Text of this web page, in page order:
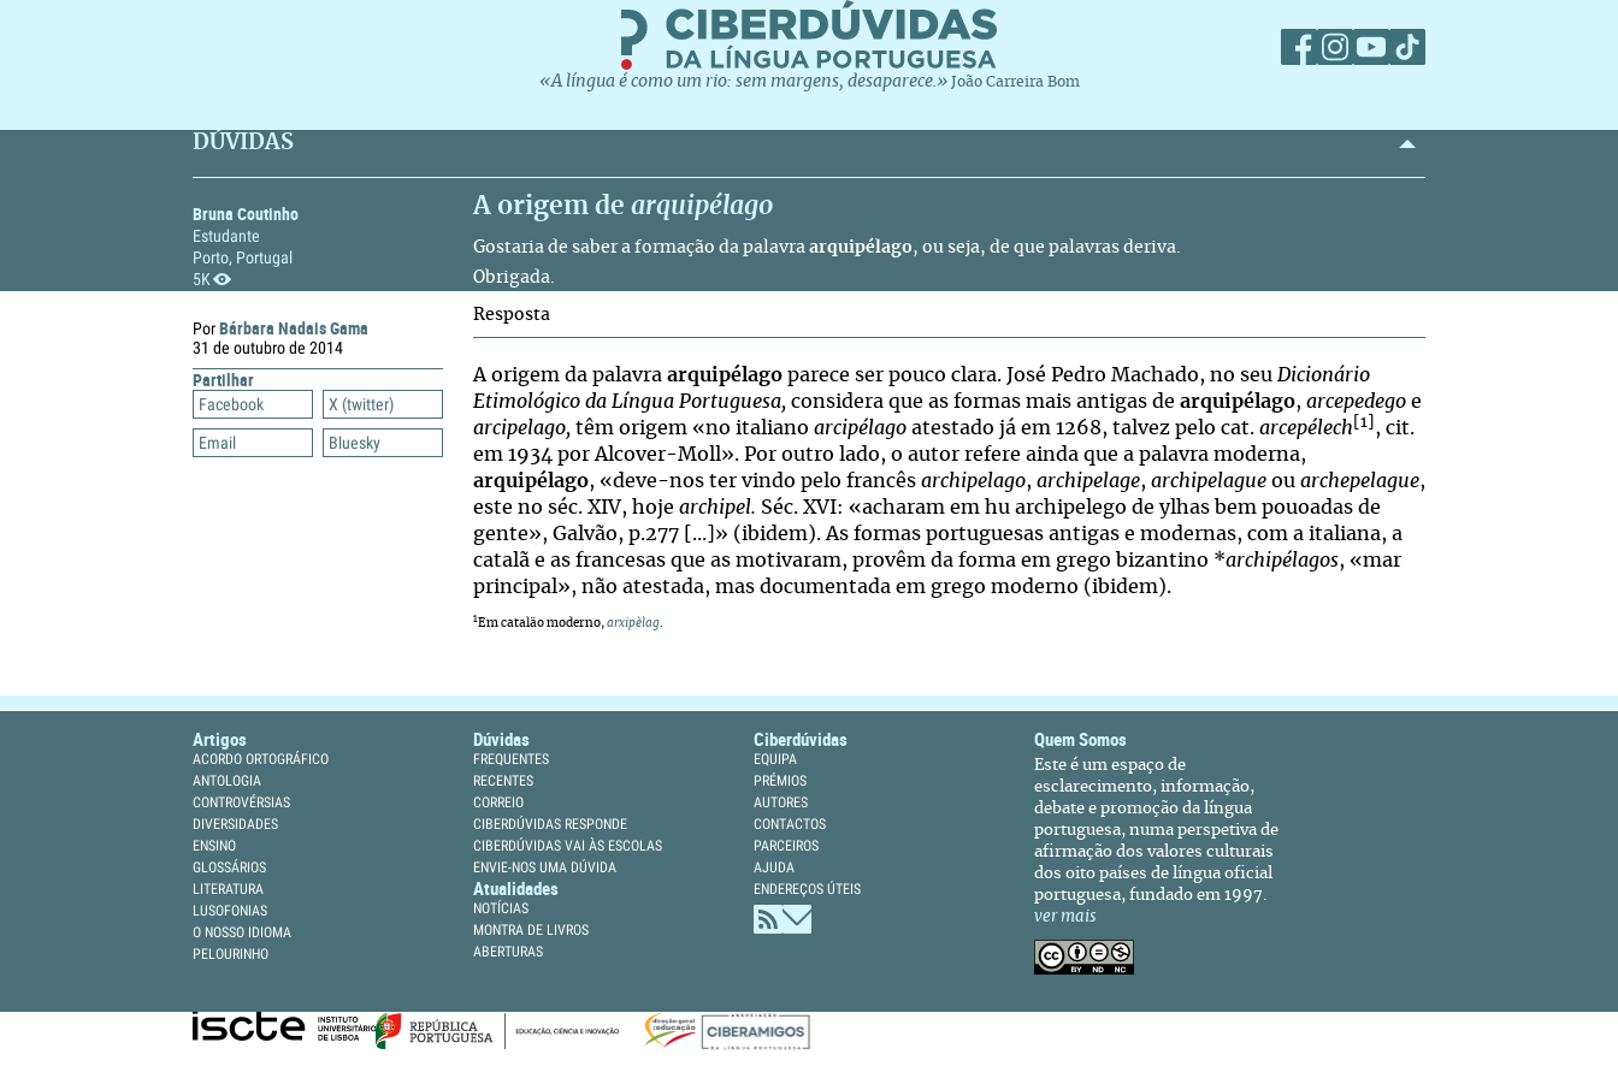
«A língua é como um rio: sem margens, desaparece.» João Carreira Bom
DÚVIDAS
Bruna Coutinho
Estudante
Porto, Portugal
5K
A origem de arquipélago
Gostaria de saber a formação da palavra arquipélago, ou seja, de que palavras deriva.
Obrigada.
PorBárbara Nadais Gama
31 de outubro de 2014
Partilhar
Facebook
X (twitter)
Email
Bluesky
Resposta
A origem da palavra arquipélago parece ser pouco clara. José Pedro Machado, no seu Dicionário
Etimológico da Língua Portuguesa, considera que as formas mais antigas de arquipélago, arcepedego e
arcipelago, têm origem «no italiano arcipélago atestado já em 1268, talvez pelo cat. arcepélech [1] , cit.
em 1934 por Alcover-Moll». Por outro lado, o autor refere ainda que a palavra moderna,
arquipélago, «deve-nos ter vindo pelo francês archipelago, archipelage, archipelague ou archepelague,
este no séc. XIV, hoje archipel. Séc. XVI: «acharam em hu archipelego de ylhas bem pouoadas de
gente», Galvão, p.277 [...]» (ibidem). As formas portuguesas antigas e modernas, com a italiana, a
catalã e as francesas que as motivaram, provêm da forma em grego bizantino *archipélagos, «mar
principal», não atestada, mas documentada em grego moderno (ibidem).
1 Em catalão moderno, arxipèlag.
Artigos
ACORDO ORTOGRÁFICO
ANTOLOGIA
CONTROVÉRSIAS
DIVERSIDADES
ENSINO
GLOSSÁRIOS
LITERATURA
LUSOFONIAS
O NOSSO IDIOMA
PELOURINHO
Dúvidas
FREQUENTES
RECENTES
CORREIO
CIBERDÚVIDAS RESPONDE
CIBERDÚVIDAS VAI ÀS ESCOLAS
ENVIE-NOS UMA DÚVIDA
Atualidades
NOTÍCIAS
MONTRA DE LIVROS
ABERTURAS
Ciberdúvidas
EQUIPA
PRÉMIOS
AUTORES
CONTACTOS
PARCEIROS
AJUDA
ENDEREÇOS ÚTEIS
Quem Somos
Este é um espaço de
esclarecimento, informação,
debate e promoção da língua
portuguesa, numa perspetiva de
afirmação dos valores culturais
dos oito países de língua oficial
portuguesa, fundado em 1997.
ver mais